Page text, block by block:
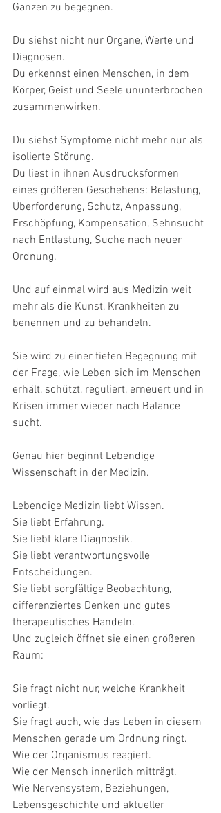
Ganzen zu begegnen.
Du siehst nicht nur Organe, Werte und
Diagnosen.
Du erkennst einen Menschen, in dem
Körper, Geist und Seele ununterbrochen
zusammenwirken.
Du siehst Symptome nicht mehr nur als
isolierte Störung.
Du liest in ihnen Ausdrucksformen
eines größeren Geschehens: Belastung,
Überforderung, Schutz, Anpassung,
Erschöpfung, Kompensation, Sehnsucht
nach Entlastung, Suche nach neuer
Ordnung.
Und auf einmal wird aus Medizin weit
mehr als die Kunst, Krankheiten zu
benennen und zu behandeln.
Sie wird zu einer tiefen Begegnung mit
der Frage, wie Leben sich im Menschen
erhält, schützt, reguliert, erneuert und in
Krisen immer wieder nach Balance
sucht.
Genau hier beginnt Lebendige
Wissenschaft in der Medizin.
Lebendige Medizin liebt Wissen.
Sie liebt Erfahrung.
Sie liebt klare Diagnostik.
Sie liebt verantwortungsvolle
Entscheidungen.
Sie liebt sorgfältige Beobachtung,
differenziertes Denken und gutes
therapeutisches Handeln.
Und zugleich öffnet sie einen größeren
Raum:
Sie fragt nicht nur, welche Krankheit
vorliegt.
Sie fragt auch, wie das Leben in diesem
Menschen gerade um Ordnung ringt.
Wie der Organismus reagiert.
Wie der Mensch innerlich mitträgt.
Wie Nervensystem, Beziehungen,
Lebensgeschichte und aktueller